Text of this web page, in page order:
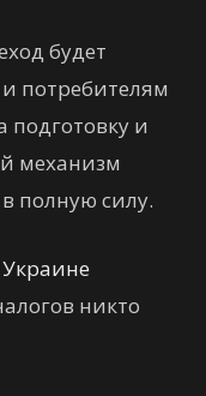
будет
потребителям
подготовку и
механизм
полную силу.
никто